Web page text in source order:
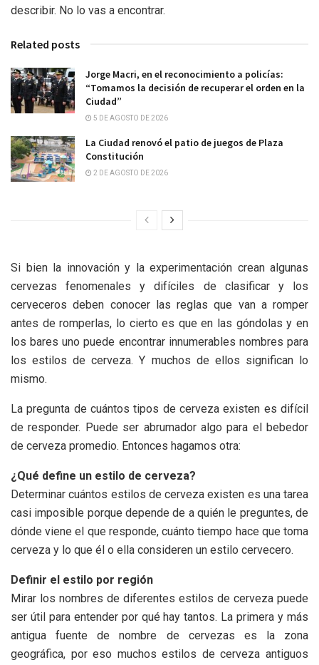
describir. No lo vas a encontrar.
Related posts
Jorge Macri, en el reconocimiento a policías:
“Tomamos la decisión de recuperar el orden en la
Ciudad”
5 DE AGOSTO DE 2026
La Ciudad renovó el patio de juegos de Plaza
Constitución
2 DE AGOSTO DE 2026
Si bien la innovación y la experimentación crean algunas
cervezas fenomenales y difíciles de clasificar y los
cerveceros deben conocer las reglas que van a romper
antes de romperlas, lo cierto es que en las góndolas y en
los bares uno puede encontrar innumerables nombres para
los estilos de cerveza. Y muchos de ellos significan lo
mismo.
La pregunta de cuántos tipos de cerveza existen es difícil
de responder. Puede ser abrumador algo para el bebedor
de cerveza promedio. Entonces hagamos otra:
¿Qué define un estilo de cerveza?
Determinar cuántos estilos de cerveza existen es una tarea
casi imposible porque depende de a quién le preguntes, de
dónde viene el que responde, cuánto tiempo hace que toma
cerveza y lo que él o ella consideren un estilo cervecero.
Definir el estilo por región
Mirar los nombres de diferentes estilos de cerveza puede
ser útil para entender por qué hay tantos. La primera y más
antigua fuente de nombre de cervezas es la zona
geográfica, por eso muchos estilos de cerveza antiguos